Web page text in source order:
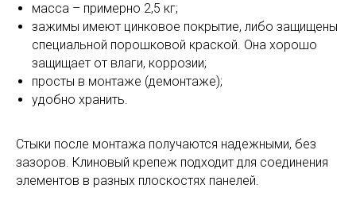
масса – примерно 2,5 кг;
зажимы имеют цинковое покрытие, либо защищены
специальной порошковой краской. Она хорошо
защищает от влаги, коррозии;
просты в монтаже (демонтаже);
удобно хранить.
Стыки после монтажа получаются надежными, без
зазоров. Клиновый крепеж подходит для соединения
элементов в разных плоскостях панелей.